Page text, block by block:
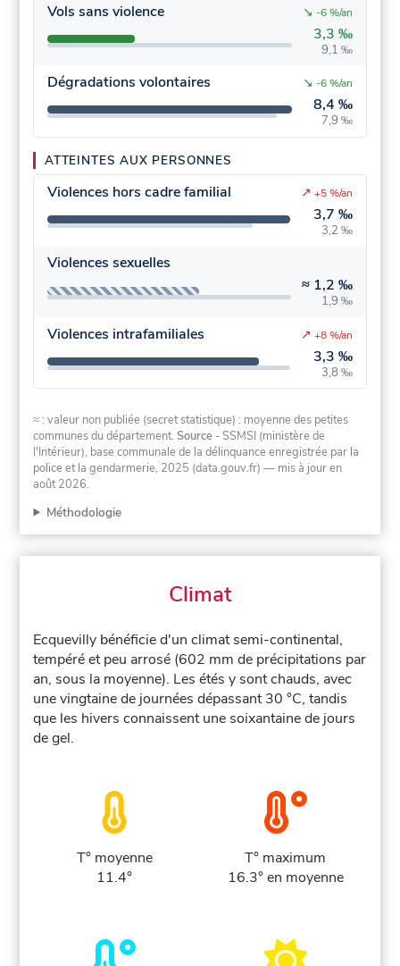
Vols sans violence
3,3 ‰
9,1 ‰
↘ -6 %/an
Dégradations volontaires
8,4 ‰
7,9 ‰
↘ -6 %/an
ATTEINTES AUX PERSONNES
Violences hors cadre familial
3,7 ‰
3,2 ‰
↗ +5 %/an
Violences sexuelles
≈ 1,2 ‰
1,9 ‰
Violences intrafamiliales
3,3 ‰
3,8 ‰
↗ +8 %/an
≈ : valeur non publiée (secret statistique) : moyenne des petites
communes du département.Source - SSMSI (ministère de
l'Intérieur), base communale de la délinquance enregistrée par la
police et la gendarmerie, 2025 (data.gouv.fr) — mis à jour en
août 2026.
Méthodologie
Climat
Ecquevilly bénéficie d'un climat semi-continental,
tempéré et peu arrosé (602 mm de précipitations par
an, sous la moyenne). Les étés y sont chauds, avec
une vingtaine de journées dépassant 30 °C, tandis
que les hivers connaissent une soixantaine de jours
de gel.
T° moyenne
11.4°
T° maximum
16.3° en moyenne